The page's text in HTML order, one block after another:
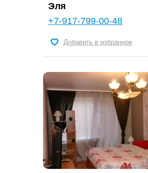
Эля
+7-917-799-00-48
Добавить в избранное